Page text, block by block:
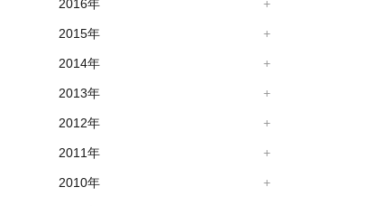
2016年
2015年
2014年
2013年
2012年
2011年
2010年